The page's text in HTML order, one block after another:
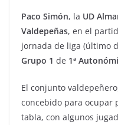
Paco Simón, la UD
Valdepeñas, en el
jornada de liga (último
Grupo 1 de 1ª
El conjunto
concebido para ocupar
tabla, con algunos